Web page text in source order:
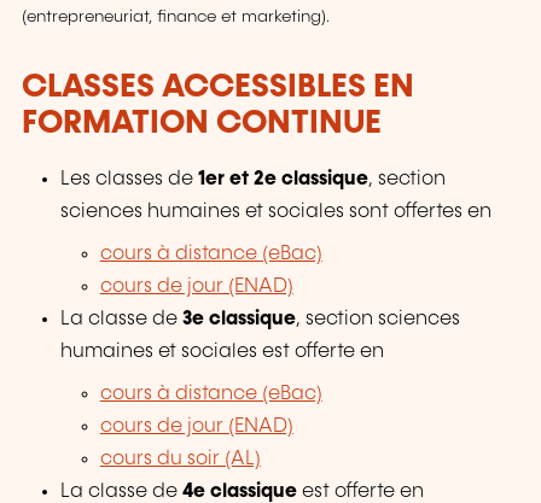
(entrepreneuriat, finance et marketing).
CLASSES ACCESSIBLES EN
FORMATION CONTINUE
Les classes de1er et 2e classique, section
sciences humaines et sociales sont offertes en
cours à distance (eBac)
cours de jour (ENAD)
La classe de3e classique, section sciences
humaines et sociales est offerte en
cours à distance (eBac)
cours de jour (ENAD)
cours du soir (AL)
La classe de4e classique est offerte en